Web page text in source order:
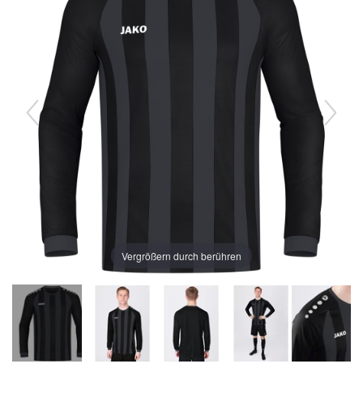
Vergrößern durch berühren